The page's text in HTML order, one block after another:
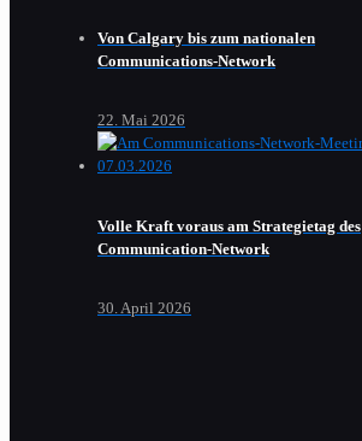
Von Calgary bis zum nationalen
Communications-Network
22. Mai 2026
Volle Kraft voraus am Strategietag des
Communication-Network
30. April 2026